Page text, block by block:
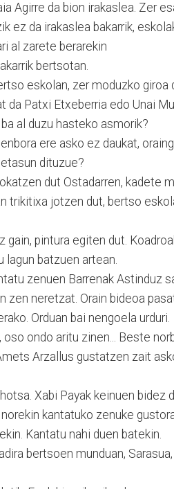
Agirre da bion irakaslea. Zer
ez da irakaslea bakarrik,
al zarete berarekin
bertsotan.
eskolan, zer moduzko giroa
da Patxi Etxeberria edo Unai
al duzu hasteko asmorik?
ere asko ez daukat,
dituzue?
dut Ostadarren, kadete
trikitixa jotzen dut, bertso
gain, pintura egiten dut.
lagun batzuen artean.
zenuen Barrenak Astinduz
zen neretzat. Orain bideoa
Orduan bai nengoela urduri.
oso ondo aritu zinen... Beste
Arzallus gustatzen zait
Xabi Payak keinuen bidez
kantatuko zenuke
Kantatu nahi duen batekin.
bertsoen munduan,